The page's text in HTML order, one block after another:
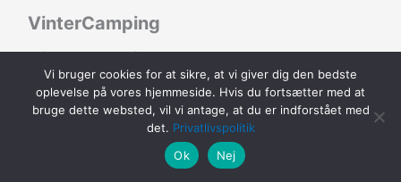
VinterCamping
VinterCamping - Nyd endnu en smuk
årstid !
Læs Mere
Vi bruger cookies for at sikre, at vi giver dig den bedste
oplevelse på vores hjemmeside. Hvis du fortsætter med at
bruge dette websted, vil vi antage, at du er indforstået med
det. Privatlivspolitik
Ok
Nej